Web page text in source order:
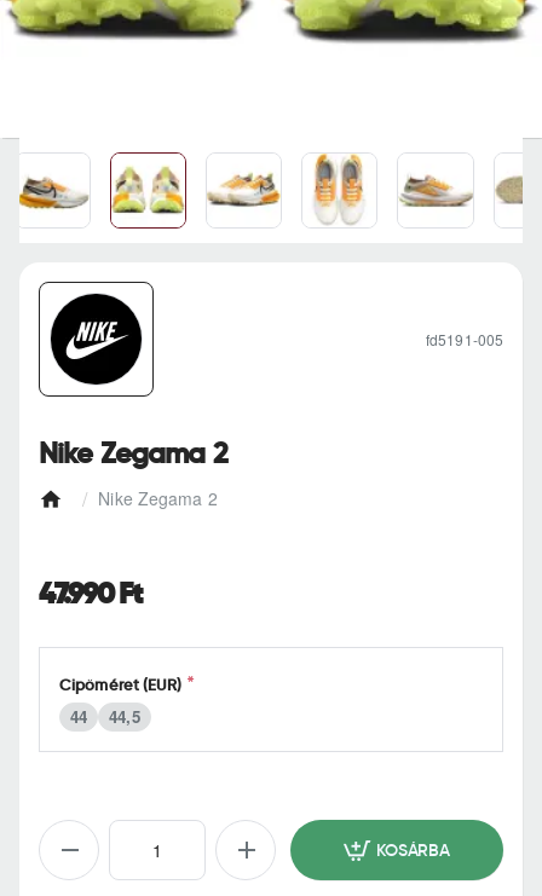
e
Nike Zegama 2
Nike Zegama 2
fd5191-005
47.990 Ft
Cipőméret (EUR)
44 44,5
KOSÁRBA